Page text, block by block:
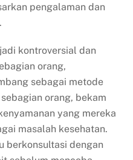
pengalaman dan
kontroversial dan
orang,
sebagai metode
orang, bekam
yang mereka
masalah kesehatan.
berkonsultasi dengan